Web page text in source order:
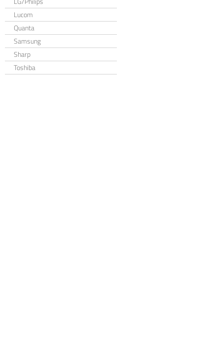
Lucom
Quanta
Samsung
Sharp
Toshiba